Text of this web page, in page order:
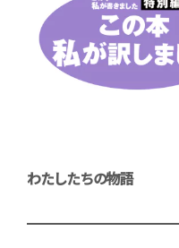
わたしたちの物語